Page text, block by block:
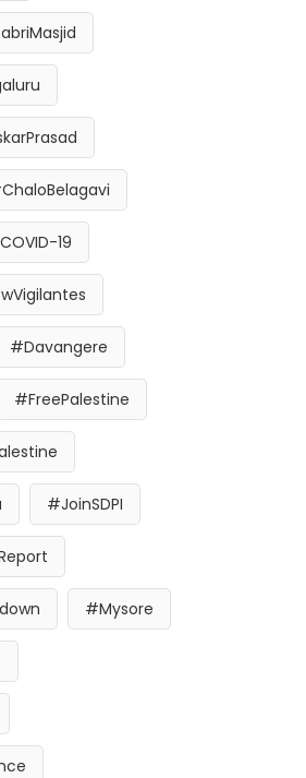
19
#Davangere
#FreePalestine
#JoinSDPI
#Mysore